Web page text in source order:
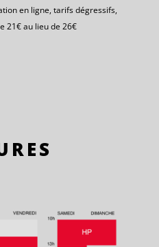
tarifs dégressifs,
de 26€